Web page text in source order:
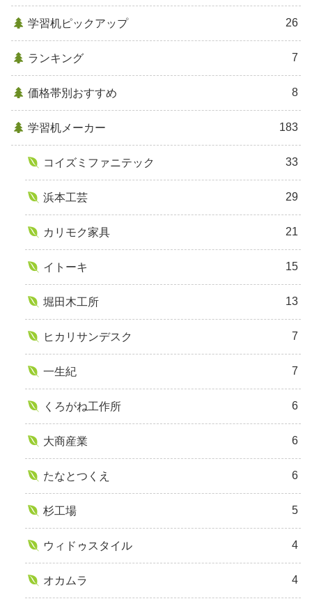
学習机ピックアップ 26
ランキング 7
価格帯別おすすめ 8
学習机メーカー 183
コイズミファニテック 33
浜本工芸 29
カリモク家具 21
イトーキ 15
堀田木工所 13
ヒカリサンデスク 7
一生紀 7
くろがね工作所 6
大商産業 6
たなとつくえ 6
杉工場 5
ウィドゥスタイル 4
オカムラ 4